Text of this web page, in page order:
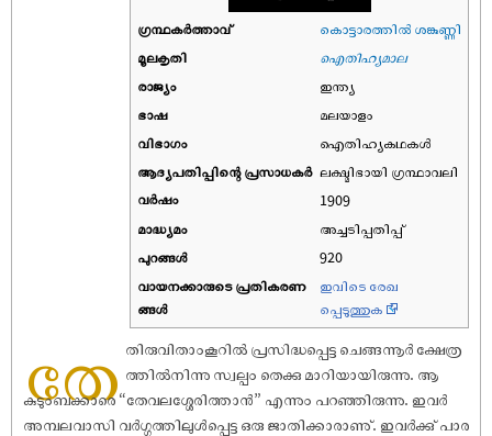
ഗ്രന്ഥകർത്താവ്
കൊട്ടാരത്തിൽ ശങ്കുണ്ണി
മൂലകൃതി
ഐതിഹ്യമാല
രാജ്യം
ഇന്ത്യ
ഭാഷ
മലയാളം
വിഭാഗം
ഐതിഹ്യകഥകൾ
ആദ്യപതിപ്പിന്റെ പ്രസാധകര്‍ ലക്ഷ്മിഭായി ഗ്രന്ഥാവലി
വര്‍ഷം
1909
മാദ്ധ്യമം
അച്ചടിപ്പതിപ്പ്
പുറങ്ങള്‍
920
വായനക്കാരുടെ പ്രതികരണ
ങ്ങള്‍
ഇവിടെ രേഖ
പ്പെടുത്തുക
തേ തിരുവിതാംകൂറിൽ പ്രസിദ്ധപ്പെട്ട ചെങ്ങന്നൂർ ക്ഷേത്ര
ത്തിൽനിന്നു സ്വല്പം തെക്കു മാറിയായിരുന്നു. ആ
കുടുംബക്കാരെ “തേവലശ്ശേരിത്താൻ” എന്നും പറഞ്ഞിരുന്നു. ഇവർ
അമ്പലവാസി വർഗ്ഗത്തിലുൾപ്പെട്ട ഒരു ജാതിക്കാരാണു്. ഇവർക്കു് പാര